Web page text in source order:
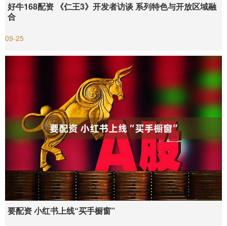
好牛168配资 《仁王3》开发者访谈 系列特色与开放区域融
合
09-25
要配资 小红书上线“买手橱窗”